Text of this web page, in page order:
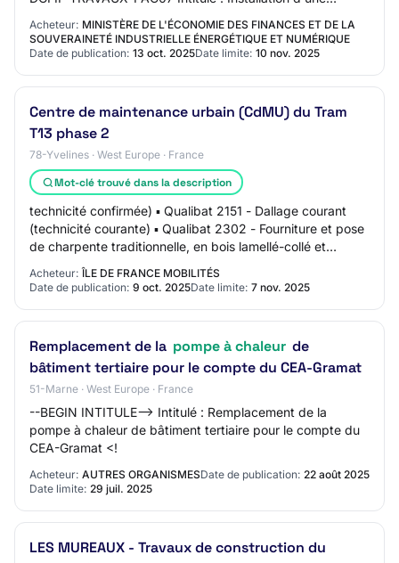
pompe à chaleur - CDFIP Tournon-sur…
Acheteur: MINISTÈRE DE L'ÉCONOMIE DES FINANCES ET DE LA
SOUVERAINETÉ INDUSTRIELLE ÉNERGÉTIQUE ET NUMÉRIQUE
Date de publication: 13 oct. 2025Date limite: 10 nov. 2025
Centre de maintenance urbain (CdMU) du Tram
T13 phase 2
78-Yvelines · West Europe · France
Mot-clé trouvé dans la description
technicité confirmée) ▪ Qualibat 2151 - Dallage courant
(technicité courante) ▪ Qualibat 2302 - Fourniture et pose
de charpente traditionnelle, en bois lamellé-collé et
structure en bois (technicité…
Acheteur: ÎLE DE FRANCE MOBILITÉS
Date de publication: 9 oct. 2025Date limite: 7 nov. 2025
Remplacement de la pompe à chaleur de
bâtiment tertiaire pour le compte du CEA-Gramat
51-Marne · West Europe · France
--BEGIN INTITULE--> Intitulé : Remplacement de la
pompe à chaleur de bâtiment tertiaire pour le compte du
CEA-Gramat <!
Acheteur: AUTRES ORGANISMESDate de publication: 22 août 2025
Date limite: 29 juil. 2025
LES MUREAUX - Travaux de construction du